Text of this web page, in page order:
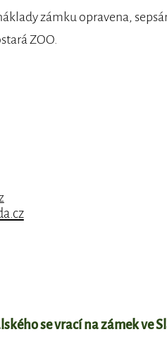
zámku opravena,
ZOO.
se vrací na zámek ve